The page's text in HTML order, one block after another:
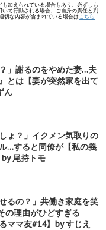
加えられている場合もあり、必ずしも
て行動される場合、ご自身の責任と判
切な内容が含まれている場合は こちら
」謝るのをやめた妻…夫
とは【妻が突然家を出て
ん
ょ？」イクメン気取りの
…すると同僚が【私の義
尾持トモ
るの？」共働き家庭を笑
の理由がひどすぎる
ママ友#14】by すじえ